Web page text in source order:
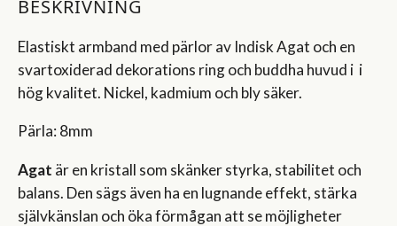
BESKRIVNING
Elastiskt armband med pärlor av Indisk Agat och en
svartoxiderad dekorations ring och buddha huvud i i
hög kvalitet. Nickel, kadmium och bly säker.
Pärla: 8mm
Agat är en kristall som skänker styrka, stabilitet och
balans. Den sägs även ha en lugnande effekt, stärka
självkänslan och öka förmågan att se möjligheter